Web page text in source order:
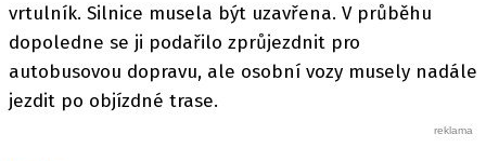
vrtulník. Silnice musela být uzavřena. V průběhu
dopoledne se ji podařilo zprůjezdnit pro
autobusovou dopravu, ale osobní vozy musely nadále
jezdit po objízdné trase.